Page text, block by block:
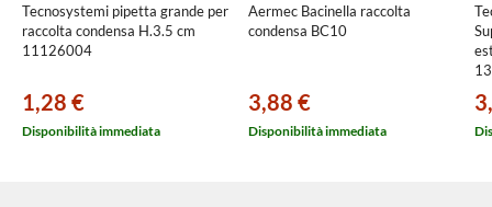
Tecnosystemi pipetta grande per
raccolta condensa H.3.5 cm
11126004
1,28 €
Disponibilità immediata
Aermec Bacinella raccolta
condensa BC10
3,88 €
Disponibilità immediata